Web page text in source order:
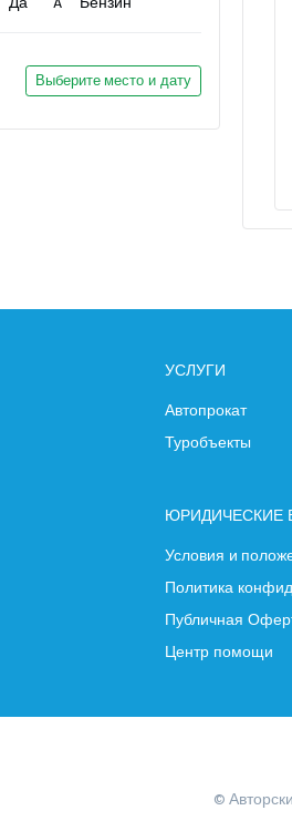
Выберите место и дату
УСЛУГИ
Автопрокат
Туробъекты
ЮРИДИЧЕСКИЕ
Условия и
Политика
Публичная
Центр помощи
©